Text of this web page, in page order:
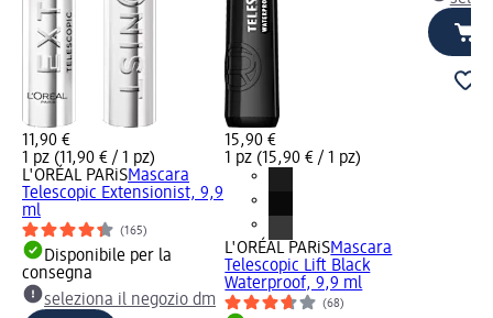
11,90 €
1 pz (11,90 € / 1 pz)
L'ORÉAL PARiSMascara
Telescopic Extensionist, 9,9
ml
(165)
Disponibile per la
consegna
seleziona il negozio dm
15,90 €
1 pz (15,90 € / 1 pz)
L'ORÉAL PARiSMascara
Telescopic Lift Black
Waterproof, 9,9 ml
(68)